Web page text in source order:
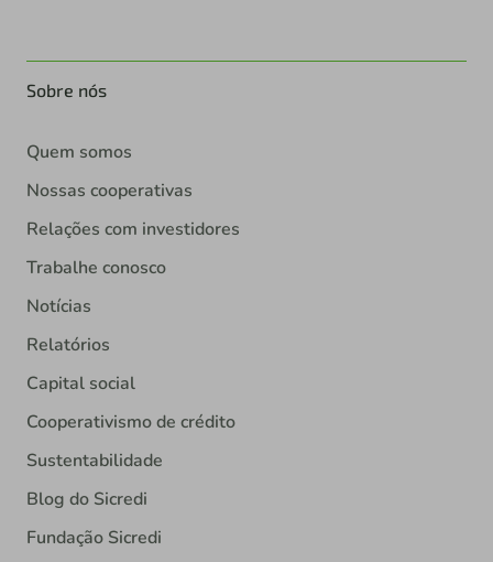
Sobre nós
Quem somos
Nossas cooperativas
Relações com investidores
Trabalhe conosco
Notícias
Relatórios
Capital social
Cooperativismo de crédito
Sustentabilidade
Blog do Sicredi
Fundação Sicredi